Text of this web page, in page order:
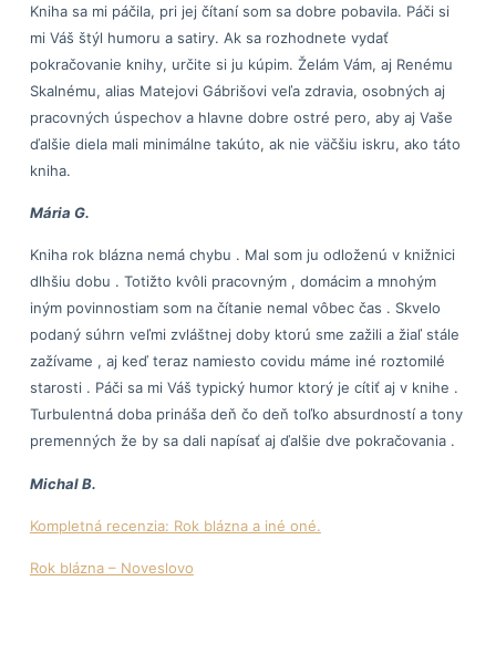
Kniha sa mi páčila, pri jej čítaní som sa dobre pobavila. Páči si
mi Váš štýl humoru a satiry. Ak sa rozhodnete vydať
pokračovanie knihy, určite si ju kúpim. Želám Vám, aj Renému
Skalnému, alias Matejovi Gábrišovi veľa zdravia, osobných aj
pracovných úspechov a hlavne dobre ostré pero, aby aj Vaše
ďalšie diela mali minimálne takúto, ak nie väčšiu iskru, ako táto
kniha.
Mária G.
Kniha rok blázna nemá chybu . Mal som ju odloženú v knižnici
dlhšiu dobu . Totižto kvôli pracovným , domácim a mnohým
iným povinnostiam som na čítanie nemal vôbec čas . Skvelo
podaný súhrn veľmi zvláštnej doby ktorú sme zažili a žiaľ stále
zažívame , aj keď teraz namiesto covidu máme iné roztomilé
starosti . Páči sa mi Váš typický humor ktorý je cítiť aj v knihe .
Turbulentná doba prináša deň čo deň toľko absurdností a tony
premenných že by sa dali napísať aj ďalšie dve pokračovania .
Michal B.
Kompletná recenzia: Rok blázna a iné oné.
Rok blázna – Noveslovo